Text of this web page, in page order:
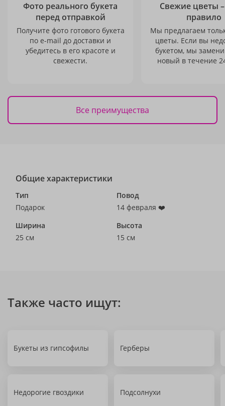
Фото реального букета
перед отправкой
Получите фото готового букета
по e-mail до доставки и
убедитесь в его красоте и
свежести.
Свежие цветы
правило
Мы предлагаем
цветы. Если вы
букетом, мы
новый в течение
Все преимущества
Общие характеристики
Тип
Подарок
Повод
14 февраля ❤️
Ширина
25 см
Высота
15 см
Также часто ищут:
Букеты из гипсофилы Герберы
Недорогие гвоздики Подсолнухи